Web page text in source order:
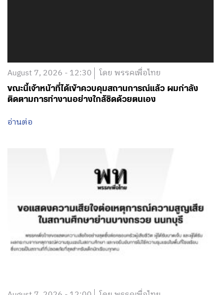
August 7, 2026 - 12:30 โดย พรรคเพื่อไทย
ขณะนี้เจ้าหน้าที่ได้เข้าควบคุมสถานการณ์แล้ว ผมกำลัง
ติดตามการทำงานอย่างใกล้ชิดด้วยตนเอง
อ่านต่อ